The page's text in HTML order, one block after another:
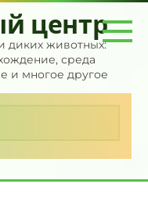
центр
диких животных:
среда
и многое другое